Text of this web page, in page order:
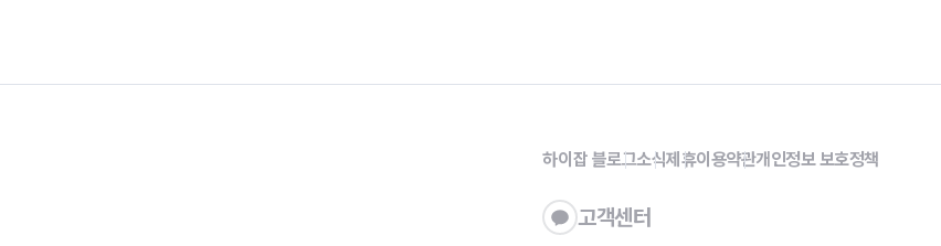
하이잡 블로그소식제휴이용약관개인정보 보호정책
고객센터